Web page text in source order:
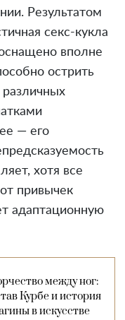
Результатом
секс-кукла
вполне
острить
— его
хотя все
привычек
адаптационную
между ног:
Курбе и история
в искусстве